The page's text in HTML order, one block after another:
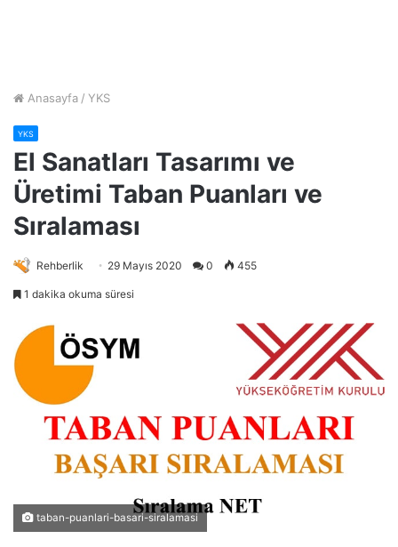
Anasayfa / YKS
YKS
El Sanatları Tasarımı ve
Üretimi Taban Puanları ve
Sıralaması
Rehberlik 29 Mayıs 2020 0 455
1 dakika okuma süresi
taban-puanlari-basari-siralamasi